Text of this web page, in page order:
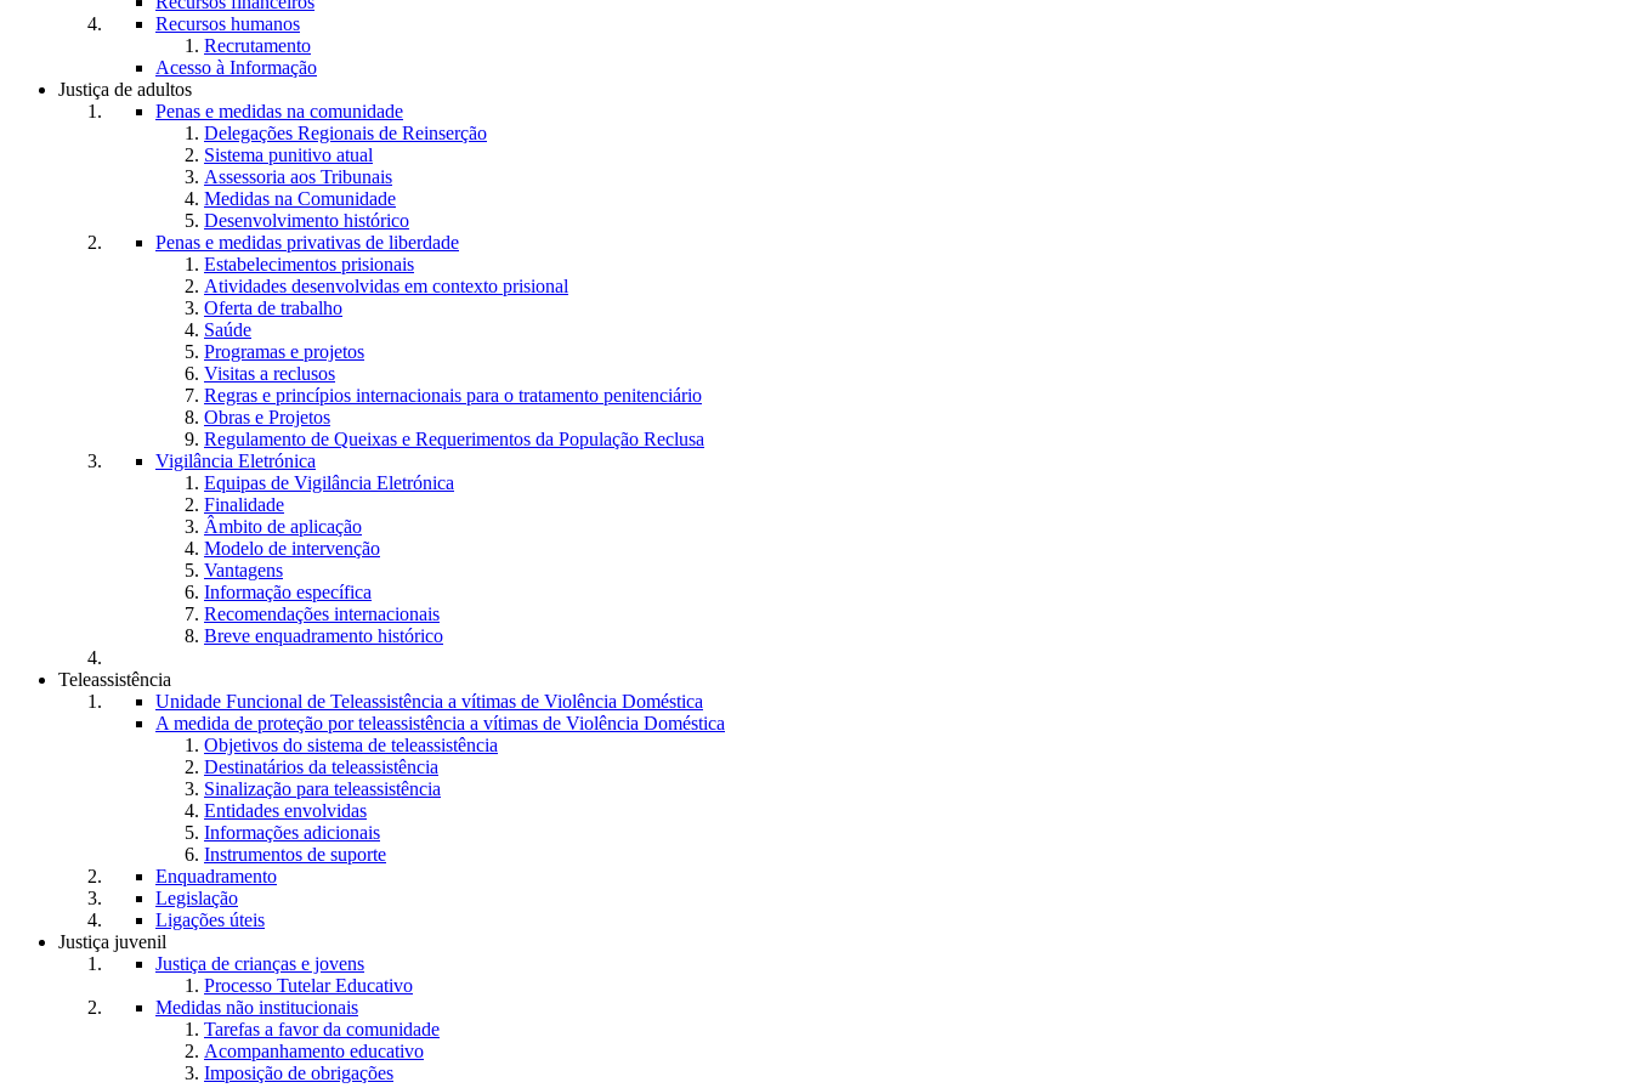
Recursos humanos
Recrutamento
Acesso à Informação
Justiça de adultos
Penas e medidas na comunidade
Delegações Regionais de Reinserção
Sistema punitivo atual
Assessoria aos Tribunais
Medidas na Comunidade
Desenvolvimento histórico
Penas e medidas privativas de liberdade
Estabelecimentos prisionais
Atividades desenvolvidas em contexto prisional
Oferta de trabalho
Saúde
Programas e projetos
Visitas a reclusos
Regras e princípios internacionais para o tratamento penitenciário
Obras e Projetos
Regulamento de Queixas e Requerimentos da População Reclusa
Vigilância Eletrónica
Equipas de Vigilância Eletrónica
Finalidade
Âmbito de aplicação
Modelo de intervenção
Vantagens
Informação específica
Recomendações internacionais
Breve enquadramento histórico
Teleassistência
Unidade Funcional de Teleassistência a vítimas de Violência Doméstica
A medida de proteção por teleassistência a vítimas de Violência Doméstica
Objetivos do sistema de teleassistência
Destinatários da teleassistência
Sinalização para teleassistência
Entidades envolvidas
Informações adicionais
Instrumentos de suporte
Enquadramento
Legislação
Ligações úteis
Justiça juvenil
Justiça de crianças e jovens
Processo Tutelar Educativo
Medidas não institucionais
Tarefas a favor da comunidade
Acompanhamento educativo
Imposição de obrigações